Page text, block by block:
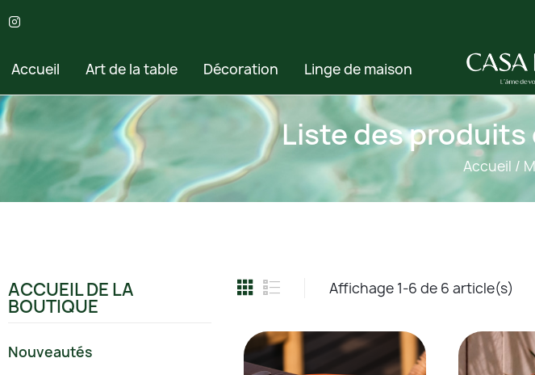
Accueil Art de la table Décoration Linge de maison
Liste des produits
Accueil
ACCUEIL DE LA
BOUTIQUE
Nouveautés
Affichage 1-6 de 6 article(s)